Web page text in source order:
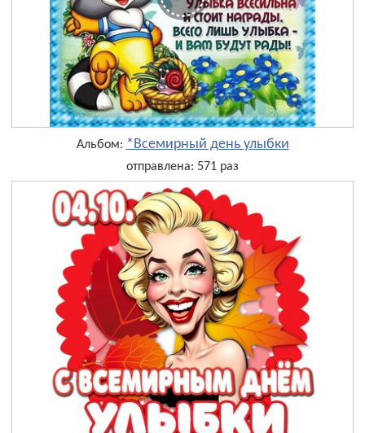
Альбом: *Всемирный день улыбки
отправлена: 571 раз